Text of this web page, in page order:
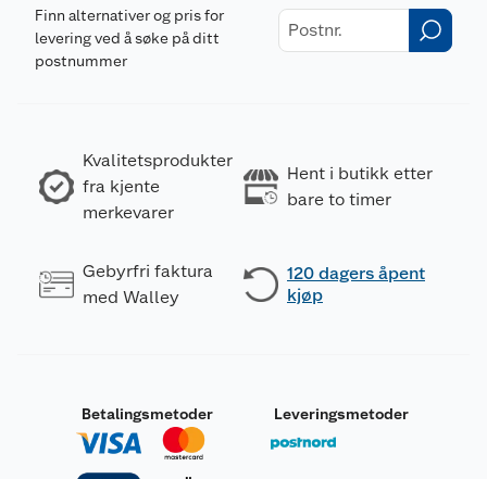
Finn alternativer og pris for
levering ved å søke på ditt
postnummer
Kvalitetsprodukter
fra kjente
merkevarer
Hent i butikk etter
bare to timer
Gebyrfri faktura
med Walley
120 dagers åpent
kjøp
Betalingsmetoder Leveringsmetoder